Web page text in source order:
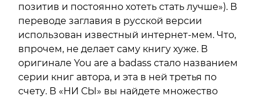
позитив и постоянно хотеть стать лучше»). В
переводе заглавия в русской версии
использован известный интернет-мем. Что,
впрочем, не делает саму книгу хуже. В
оригинале You are a badass стало названием
серии книг автора, и эта в ней третья по
счету. В «НИ СЫ» вы найдете множество